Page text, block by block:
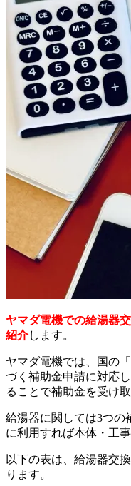
ヤマダ電機での給湯器
紹介します。
ヤマダ電機では、国の
づく補助金申請に対応
ることで補助金を受け
給湯器に関しては3つの
に利用すれば本体・工
以下の表は、給湯器交
ります。